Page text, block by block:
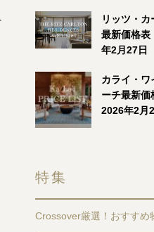
リッツ・カ
最新価格
年2月27日
カライ・ワ
ーチ最新
2026年2月
特集
Crossover厳選！おすすめ